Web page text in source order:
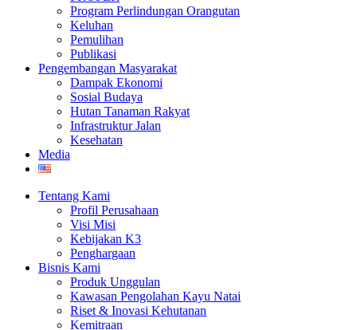
Program Perlindungan Orangutan
Keluhan
Pemulihan
Publikasi
Pengembangan Masyarakat
Dampak Ekonomi
Sosial Budaya
Hutan Tanaman Rakyat
Infrastruktur Jalan
Kesehatan
Media
Tentang Kami
Profil Perusahaan
Visi Misi
Kebijakan K3
Penghargaan
Bisnis Kami
Produk Unggulan
Kawasan Pengolahan Kayu Natai
Riset & Inovasi Kehutanan
Kemitraan